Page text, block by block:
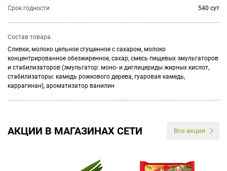
Cрок годности 540 сут
Состав товара
Сливки, молоко цельное сгущенное с сахаром, молоко
концентрированное обезжиренное, сахар, смесь пищевых эмульгаторов
и стабилизаторов (эмульгатор: моно- и диглицериды жирных кислот,
стабилизаторы: камедь рожкового дерева, гуаровая камедь,
каррагинан), ароматизатор ванилин
АКЦИИ В МАГАЗИНАХ СЕТИ Все акции